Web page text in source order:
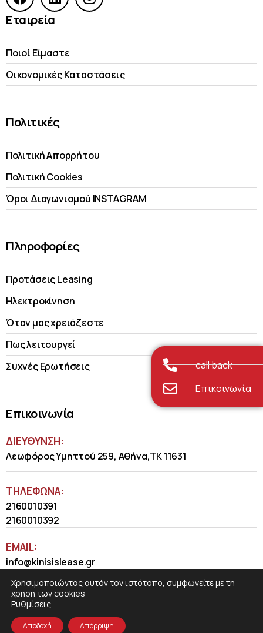
Εταιρεία
Ποιοί Είμαστε
Οικονομικές Kαταστάσεις
Πολιτικές
Πολιτική Απορρήτου
Πολιτική Cookies
Όροι Διαγωνισμού INSTAGRAM
Πληροφορίες
Προτάσεις Leasing
Ηλεκτροκίνηση
Όταν μας χρειάζεστε
Πως λειτουργεί
Συχνές Ερωτήσεις
Επικοινωνία
ΔΙΕΥΘΥΝΣΗ:
Λεωφόρος Υμηττού 259, Αθήνα,ΤΚ 11631
ΤΗΛΈΦΩΝΑ:
2160010391
2160010392
EMAIL:
info@kinisislease.gr
call back
Επικοινωνία
Χρησιμοποιώντας αυτόν τον ιστότοπο, συμφωνείτε με τη
χρήση των cookies
Ρυθμίσεις.
Αποδοχή Απόρριψη